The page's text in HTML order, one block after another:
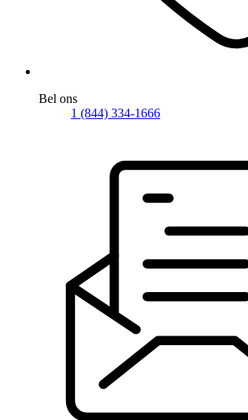
Bel ons
1 (844) 334-1666